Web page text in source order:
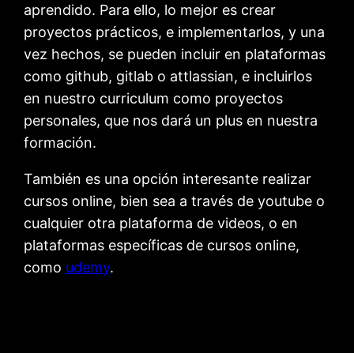
aprendido. Para ello, lo mejor es crear
proyectos prácticos, e implementarlos, y una
vez hechos, se pueden incluir en plataformas
como github, gitlab o attlassian, e incluirlos
en nuestro curriculum como proyectos
personales, que nos dará un plus en nuestra
formación.
También es una opción interesante realizar
cursos online, bien sea a través de youtube o
cualquier otra plataforma de videos, o en
plataformas específicas de cursos online,
como udemy.